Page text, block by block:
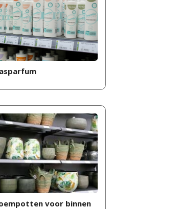
voor binnen